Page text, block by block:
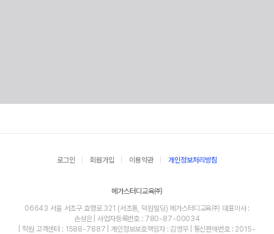
로그인 회원가입 이용약관 개인정보처리방침
메가스터디교육㈜
06643 서울 서초구 효령로 321 (서초동, 덕원빌딩) 메가스터디교육㈜ 대표이사 :
손성은 | 사업자등록번호 : 780-87-00034
| 학원 고객센터 : 1588-7887 | 개인정보보호책임자 : 김영무 | 통신판매번호 : 2015-